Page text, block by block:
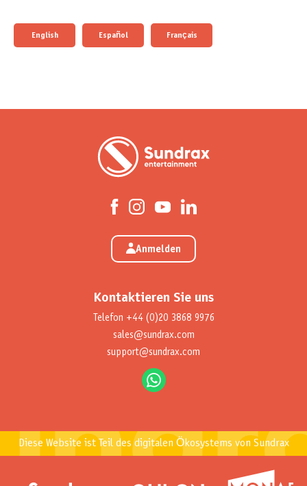
English Español Français
Anmelden
Kontaktieren Sie uns
Telefon +44 (0)20 3868 9976
sales@sundrax.com
support@sundrax.com
Diese Website ist Teil des digitalen Ökosystems von Sundrax